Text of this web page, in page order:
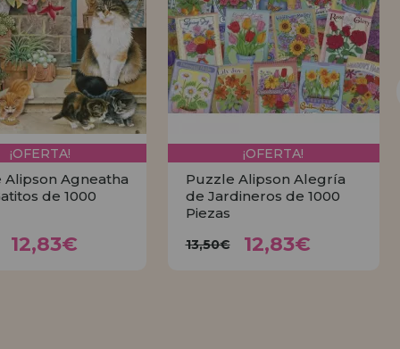
¡OFERTA!
Alipson Agneatha
de 1000
12,83€
¡OFERTA!
Puzzle Alipson Alegría
de Jardineros de 1000
Piezas
13,50€ 12,83€